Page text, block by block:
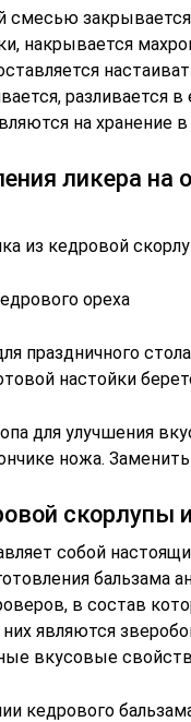
смесью
накрывается
разливается
на хранение в
ликера
из кедровой
ореха
праздничного
настойки
для улучшения
ножа.
скорлупы
собой
бальзама
в состав
являются
вкусовые
кедрового